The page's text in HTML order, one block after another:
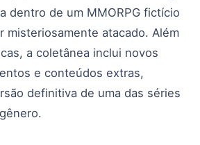
dentro de um MMORPG fictício
misteriosamente atacado. Além
a coletânea inclui novos
e conteúdos extras,
definitiva de uma das séries